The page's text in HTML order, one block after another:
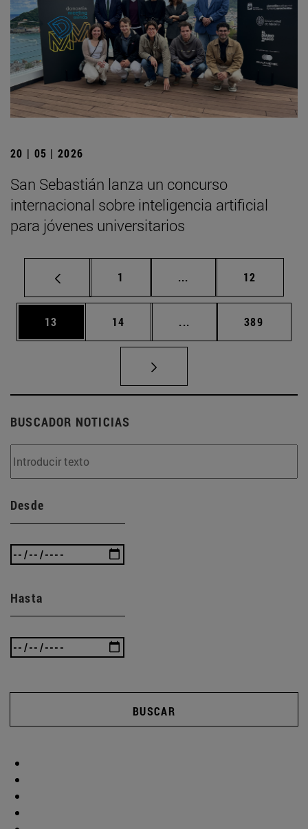
20 | 05 | 2026
San Sebastián lanza un concurso
internacional sobre inteligencia artificial
para jóvenes universitarios
Página
1 ... Páginas intermedias
Página
12
Página
13 Página
14 ... Páginas intermedias
Página
389
BUSCADOR NOTICIAS
Desde
Hasta
BUSCAR